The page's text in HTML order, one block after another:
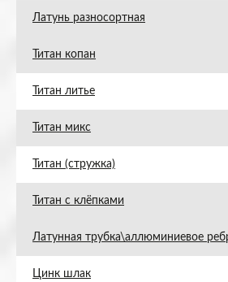
Латунь разносортная
Титан копан
Титан литье
Титан микс
Титан (стружка)
Титан с клёпками
Латунная трубка\аллюминиевое
Цинк шлак